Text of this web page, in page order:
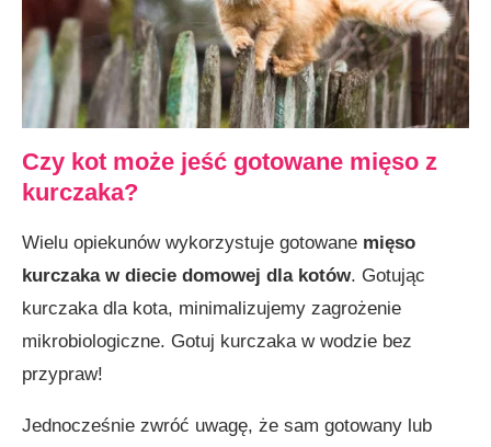
Czy kot może jeść gotowane mięso z
kurczaka?
Wielu opiekunów wykorzystuje gotowane mięso
kurczaka w diecie domowej dla kotów. Gotując
kurczaka dla kota, minimalizujemy zagrożenie
mikrobiologiczne. Gotuj kurczaka w wodzie bez
przypraw!
Jednocześnie zwróć uwagę, że sam gotowany lub